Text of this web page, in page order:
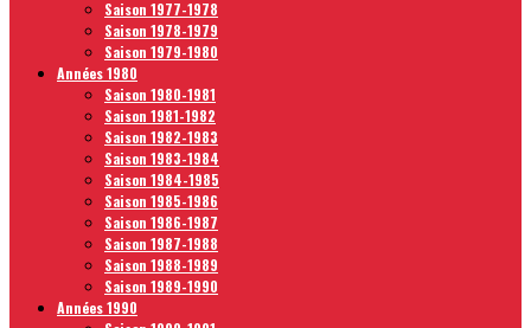
Saison 1977-1978
Saison 1978-1979
Saison 1979-1980
Années 1980
Saison 1980-1981
Saison 1981-1982
Saison 1982-1983
Saison 1983-1984
Saison 1984-1985
Saison 1985-1986
Saison 1986-1987
Saison 1987-1988
Saison 1988-1989
Saison 1989-1990
Années 1990